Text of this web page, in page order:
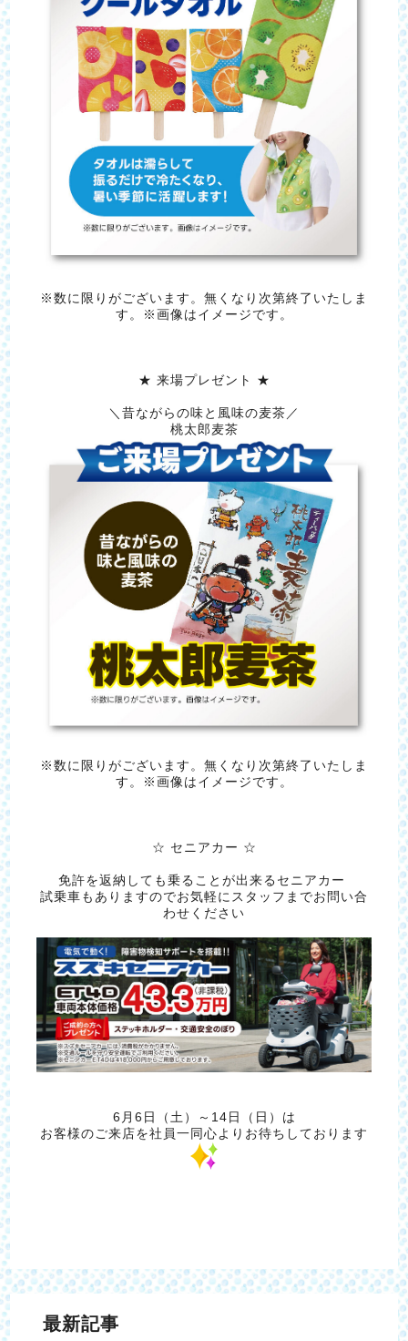
※数に限りがございます。無くなり次第終了いたしま
す。※画像はイメージです。
★ 来場プレゼント ★
＼昔ながらの味と風味の麦茶／
桃太郎麦茶
※数に限りがございます。無くなり次第終了いたしま
す。※画像はイメージです。
☆ セニアカー ☆
免許を返納しても乗ることが出来るセニアカー
試乗車もありますのでお気軽にスタッフまでお問い合
わせください
6月6日（土）～14日（日）は
お客様のご来店を社員一同心よりお待ちしております
最新記事